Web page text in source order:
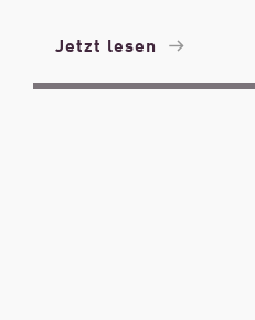
Jetzt lesen